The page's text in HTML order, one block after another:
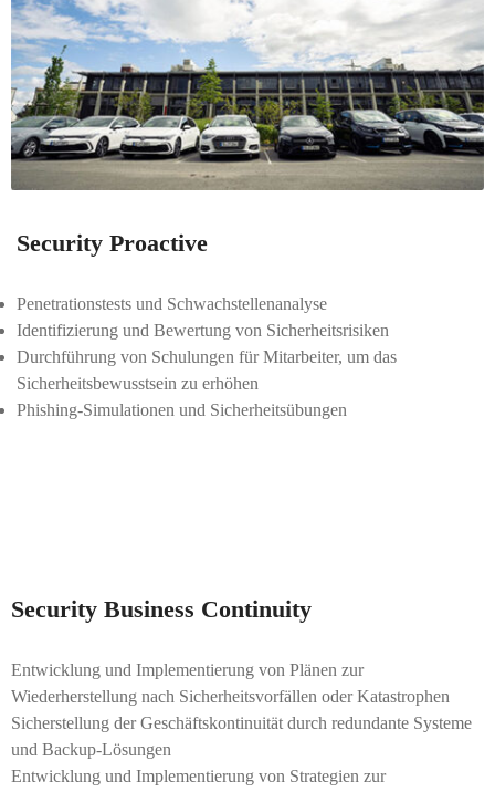
Security Proactive
Penetrationstests und Schwachstellenanalyse​​
Identifizierung und Bewertung von Sicherheitsrisiken​​
Durchführung von Schulungen für Mitarbeiter, um das
Sicherheitsbewusstsein zu erhöhen​
Phishing-Simulationen und Sicherheitsübungen
Security ​Business Continuity
Entwicklung und Implementierung von Plänen zur
Wiederherstellung nach Sicherheitsvorfällen oder Katastrophen​
Sicherstellung der Geschäftskontinuität durch redundante Systeme
und Backup-Lösungen​
Entwicklung und Implementierung von Strategien zur